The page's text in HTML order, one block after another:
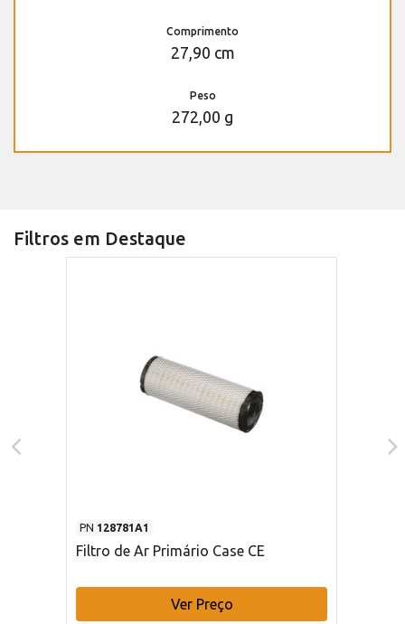
Comprimento
27,90 cm
Peso
272,00 g
Filtros em Destaque
PN 128781A1
Filtro de Ar Primário Case CE
Ver Preço